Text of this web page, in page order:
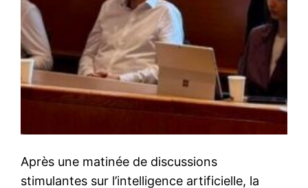
Après une matinée de discussions
stimulantes sur l’intelligence artificielle, la